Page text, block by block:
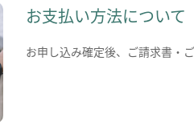
お支払い方法について
お申し込み確定後、ご請求書・